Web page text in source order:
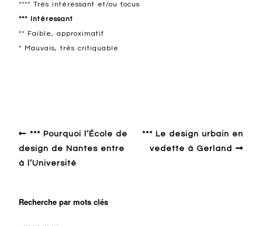
**** Très intéressant et/ou focus
*** Intéressant
** Faible, approximatif
* Mauvais, très critiquable
*** Pourquoi l’École de
design de Nantes entre
à l’Université
*** Le design urbain en
vedette à Gerland
Recherche par mots clés